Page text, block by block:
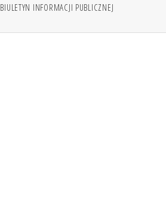
BIULETYN INFORMACJI PUBLICZNEJ